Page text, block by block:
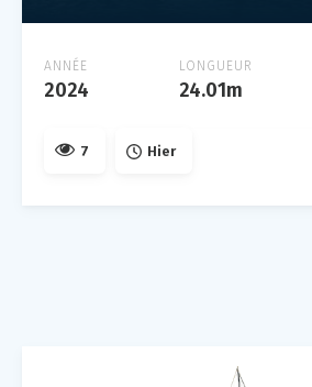
ANNÉE
2024
LONGUEUR
24.01m
7 Hier